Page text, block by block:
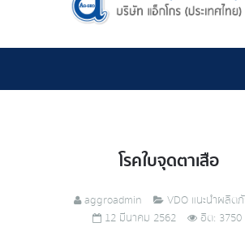
โรคใบจุดตาเสือ
aggroadmin
VDO แนะนำผลิ
12 มีนาคม 2562
ฮิต: 3750